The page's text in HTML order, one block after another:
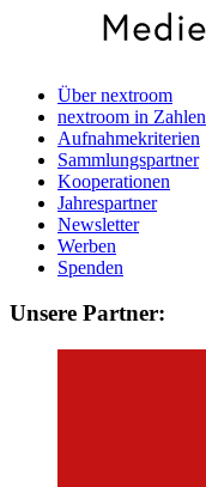
Über nextroom
nextroom in Zahlen
Aufnahmekriterien
Sammlungspartner
Kooperationen
Jahrespartner
Newsletter
Werben
Spenden
Unsere Partner: